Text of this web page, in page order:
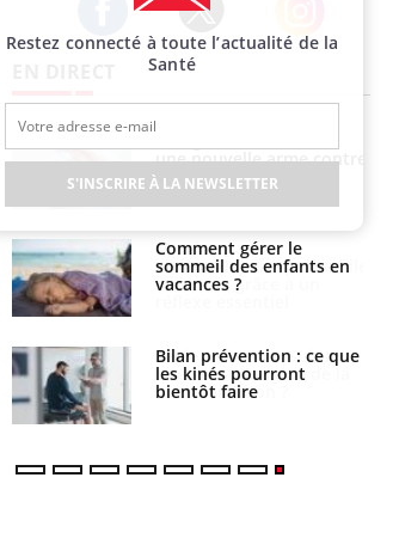
Facebook Twitter Instagram
une nouvelle arme contre
les réactions sévères
Comment gérer le
sommeil des enfants en
vacances ?
Bilan prévention : ce que
les kinés pourront
bientôt faire
Restez connecté à toute l’actualité de la
Santé
S'INSCRIRE À LA NEWSLETTER